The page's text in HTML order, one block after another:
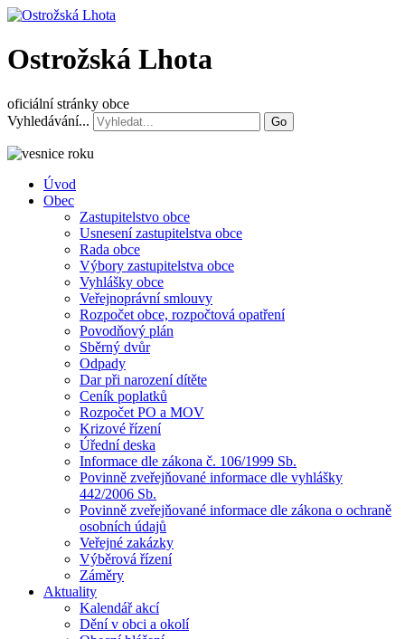
Ostrožská Lhota
oficiální stránky obce
Vyhledávání...
Go
Úvod
Obec
Zastupitelstvo obce
Usnesení zastupitelstva obce
Rada obce
Výbory zastupitelstva obce
Vyhlášky obce
Veřejnoprávní smlouvy
Rozpočet obce, rozpočtová opatření
Povodňový plán
Sběrný dvůr
Odpady
Dar při narození dítěte
Ceník poplatků
Rozpočet PO a MOV
Krizové řízení
Úřední deska
Informace dle zákona č. 106/1999 Sb.
Povinně zveřejňované informace dle vyhlášky
442/2006 Sb.
Povinně zveřejňované informace dle zákona o ochraně
osobních údajů
Veřejné zakázky
Výběrová řízení
Záměry
Aktuality
Kalendář akcí
Dění v obci a okolí